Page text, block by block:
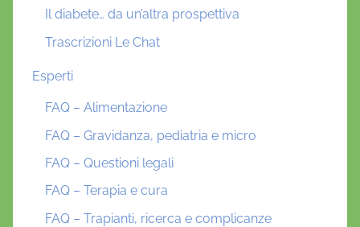
Il diabete… da un’altra prospettiva
Trascrizioni Le Chat
Esperti
FAQ – Alimentazione
FAQ – Gravidanza, pediatria e micro
FAQ – Questioni legali
FAQ – Terapia e cura
FAQ – Trapianti, ricerca e complicanze